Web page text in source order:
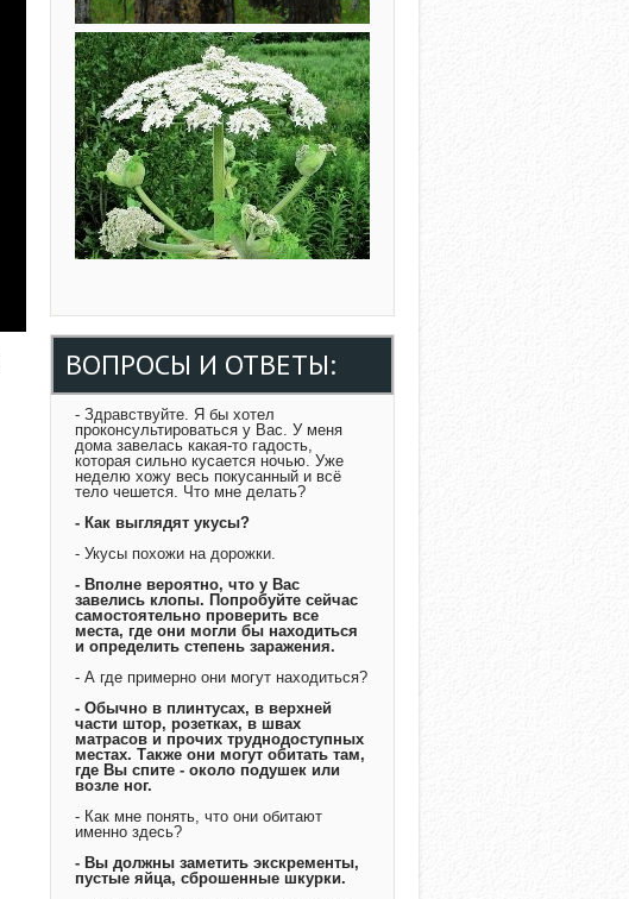
ВОПРОСЫ И ОТВЕТЫ:
- Здравствуйте. Я бы хотел
проконсультироваться у Вас. У меня
дома завелась какая-то гадость,
которая сильно кусается ночью. Уже
неделю хожу весь покусанный и всё
тело чешется. Что мне делать?
- Как выглядят укусы?
- Укусы похожи на дорожки.
- Вполне вероятно, что у Вас
завелись клопы. Попробуйте сейчас
самостоятельно проверить все
места, где они могли бы находиться
и определить степень заражения.
- А где примерно они могут находиться?
- Обычно в плинтусах, в верхней
части штор, розетках, в швах
матрасов и прочих труднодоступных
местах. Также они могут обитать там,
где Вы спите - около подушек или
возле ног.
- Как мне понять, что они обитают
именно здесь?
- Вы должны заметить экскременты,
пустые яйца, сброшенные шкурки.